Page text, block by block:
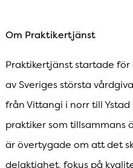
Om Praktikertjänst
Praktikertjänst startade
av Sveriges största
från Vittangi i norr till Ystad
praktiker som tillsammans
är övertygade om att det
delaktighet, fokus på